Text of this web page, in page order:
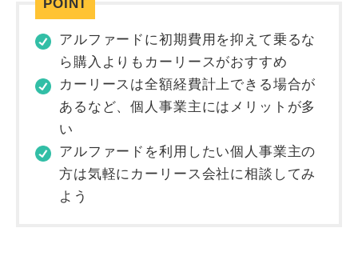
アルファードに初期費用を抑えて乗るな
ら購入よりもカーリースがおすすめ
カーリースは全額経費計上できる場合が
あるなど、個人事業主にはメリットが多
い
アルファードを利用したい個人事業主の
方は気軽にカーリース会社に相談してみ
よう